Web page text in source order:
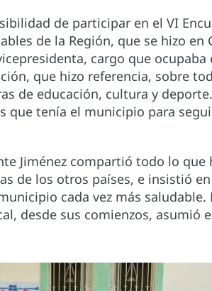
de participar en el VI
de la Región, que se hizo en
cargo que
que hizo referencia, sobre
de educación, cultura y
que tenía el municipio para
Jiménez compartió todo lo que
de los otros países, e insistió
cada vez más saludable.
desde sus comienzos, asumió